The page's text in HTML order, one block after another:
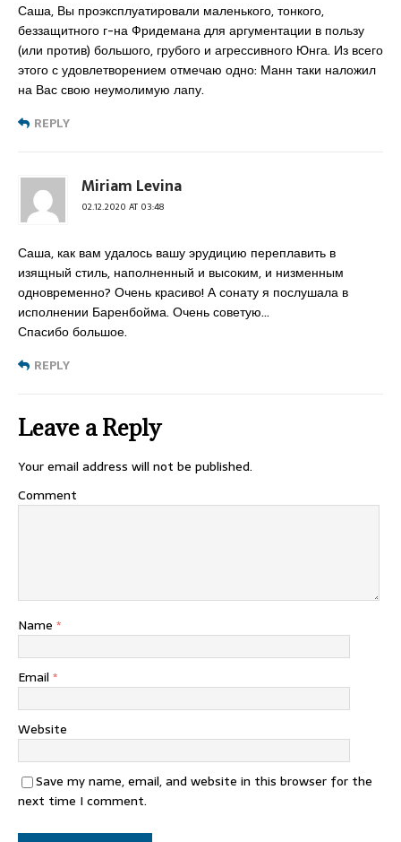
Саша, Вы проэксплуатировали маленького, тонкого,
беззащитного г-на Фридемана для аргументации в пользу
(или против) большого, грубого и агрессивного Юнга. Из всего
этого с удовлетворением отмечаю одно: Манн таки наложил
на Вас свою неумолимую лапу.
REPLY
Miriam Levina
02.12.2020 AT 03:48
Саша, как вам удалось вашу эрудицию переплавить в
изящный стиль, наполненный и высоким, и низменным
одновременно? Очень красиво! А сонату я послушала в
исполнении Баренбойма. Очень советую…
Спасибо большое.
REPLY
Leave a Reply
Your email address will not be published.
Comment
Name *
Email *
Website
Save my name, email, and website in this browser for the
next time I comment.